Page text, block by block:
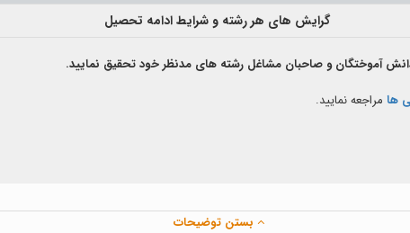
گرایش های هر رشته و شرایط ادامه تحصیل
آموختگان و صاحبان مشاغل رشته های مدنظر خود تحقیق نمایید.
ها مراجعه نمایید.
بستن توضیحات